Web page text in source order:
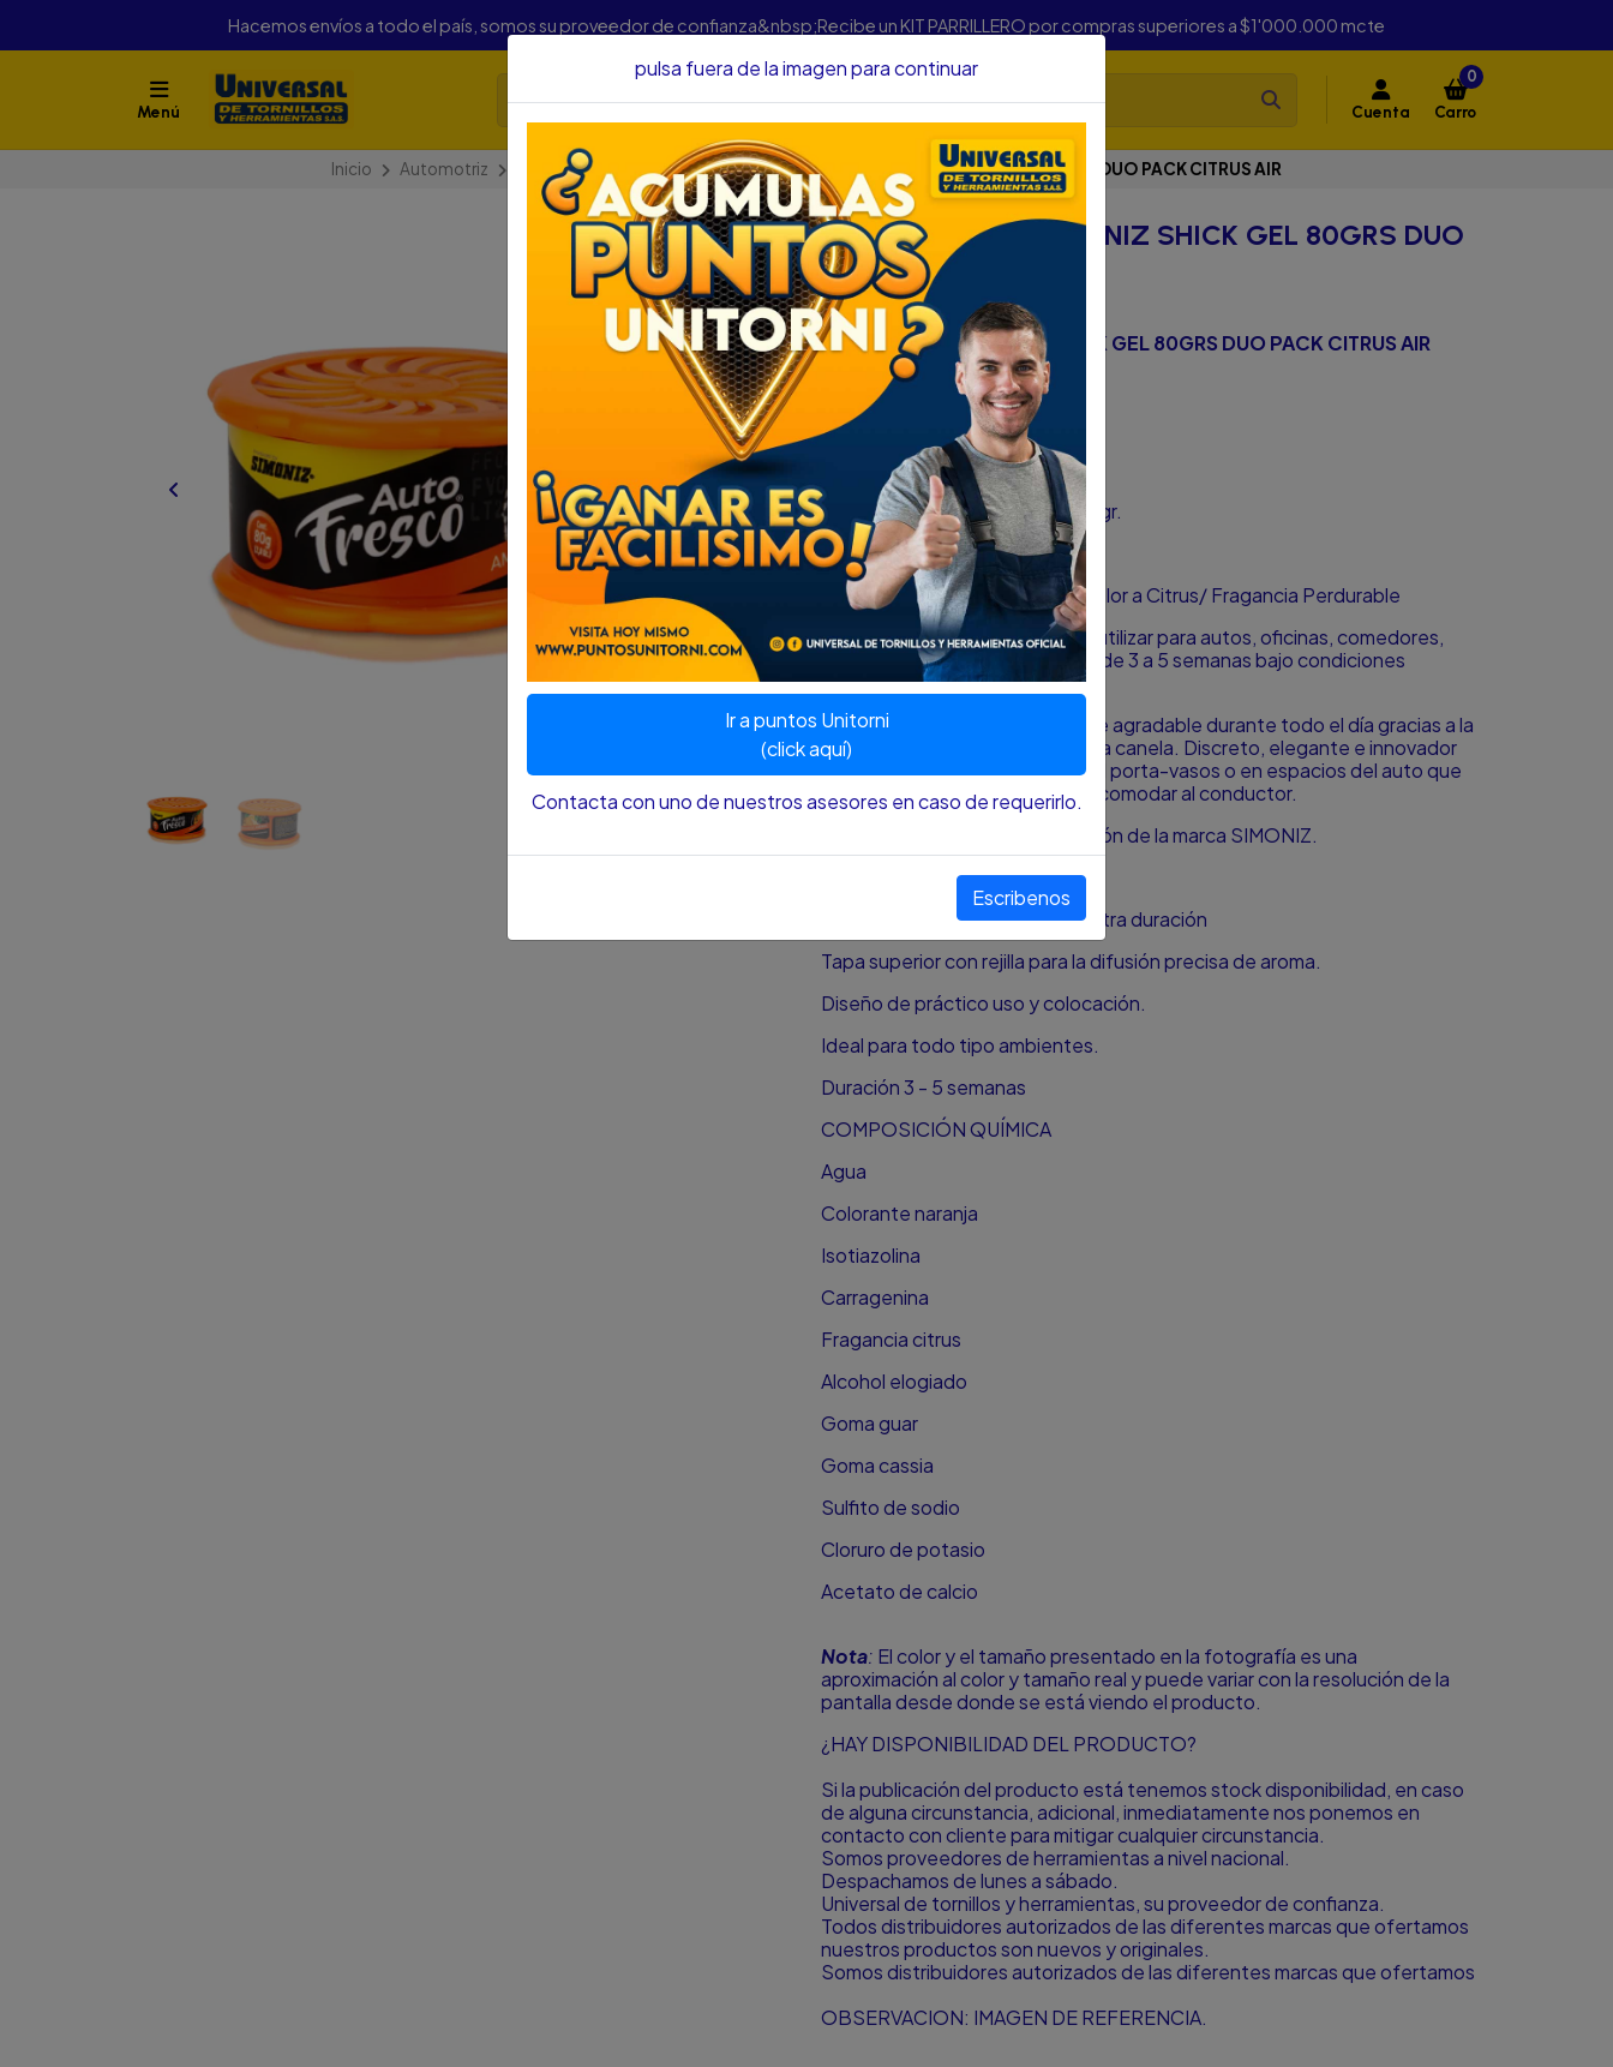
Hacemos envíos a todo el país, somos su proveedor de confianza&nbsp;Recibe un KIT PARRILLERO por compras superiores a $1'000.000 mcte
Menú Cuenta
0
Carro
Inicio Automotriz Aditivos Y Embellecedores AMBIENTADOR SIMONIZ SHICK GEL 80GRS DUO PACK CITRUS AIR
AMBIENTADOR SIMONIZ SHICK GEL 80GRS DUO
PACK CITRUS AIR
DESCRIPCIÓN
AMBIENTADOR SIMONIZ SHICK GEL 80GRS DUO PACK CITRUS AIR
SKU....42200076
DESCRIPCIÓN.....
ESPECIFICACIONES
Ambientador simoniz en gel, 80 gr.
Presentación de 2 unidades
Ambientador Interior de Auto/ Olor a Citrus/ Fragancia Perdurable
El ambientador Shick se puede utilizar para autos, oficinas, comedores,
salas, cocinas, baños, etc. Dura de 3 a 5 semanas bajo condiciones
normales.
Mantén tu auto con un ambiente agradable durante todo el día gracias a la
exquisita fragancia tipo manzana canela. Discreto, elegante e innovador
diseño ideal para colocarse en el porta-vasos o en espacios del auto que
requieran buena visibilidad sin incomodar al conductor.
Fórmula en gel para extra duración de la marca SIMONIZ.
CARACTERÍSTICAS:
Contenido 80gm (2.8 Oz) de extra duración
Tapa superior con rejilla para la difusión precisa de aroma.
Diseño de práctico uso y colocación.
Ideal para todo tipo ambientes.
Duración 3 - 5 semanas
COMPOSICIÓN QUÍMICA
Agua
Colorante naranja
Isotiazolina
Carragenina
Fragancia citrus
Alcohol elogiado
Goma guar
Goma cassia
Sulfito de sodio
Cloruro de potasio
Acetato de calcio
Nota: El color y el tamaño presentado en la fotografía es una
aproximación al color y tamaño real y puede variar con la resolución de la
pantalla desde donde se está viendo el producto.
¿HAY DISPONIBILIDAD DEL PRODUCTO?
Si la publicación del producto está tenemos stock disponibilidad, en caso
de alguna circunstancia, adicional, inmediatamente nos ponemos en
contacto con cliente para mitigar cualquier circunstancia.
Somos proveedores de herramientas a nivel nacional.
Despachamos de lunes a sábado.
Universal de tornillos y herramientas, su proveedor de confianza.
Todos distribuidores autorizados de las diferentes marcas que ofertamos
nuestros productos son nuevos y originales.
Somos distribuidores autorizados de las diferentes marcas que ofertamos
OBSERVACION: IMAGEN DE REFERENCIA.
pulsa fuera de la imagen para continuar
Ir a puntos Unitorni
(click aquí)
Contacta con uno de nuestros asesores en caso de requerirlo.
Escribenos